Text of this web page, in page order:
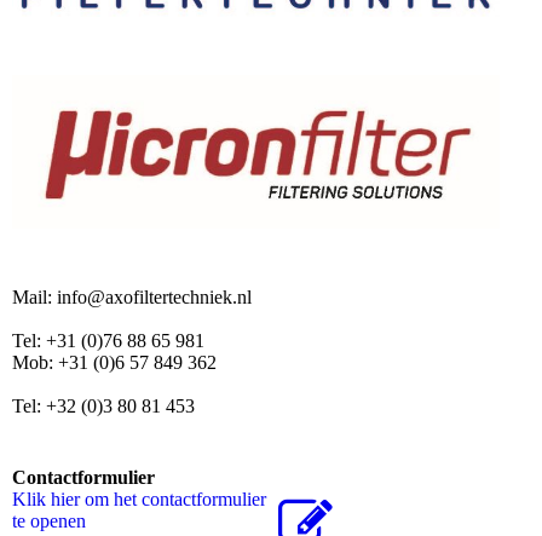
Mail: info@axofiltertechniek.nl
Tel: +31 (0)76 88 65 981
Mob: +31 (0)6 57 849 362
Tel: +32 (0)3 80 81 453
Contactformulier
Klik hier om het contactformulier
te openen